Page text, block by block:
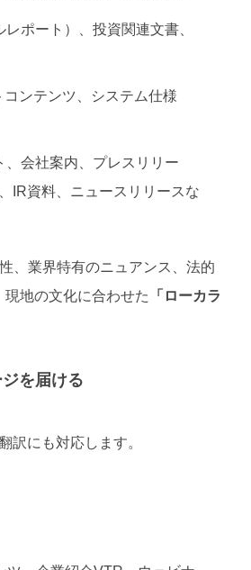
ポート）、投資関連文書、
ンテンツ、システム仕様
会社案内、プレスリリー
IR資料、ニュースリリースな
、業界特有のニュアンス、法的
地の文化に合わせた
「ローカラ
を届ける
訳にも対応します。